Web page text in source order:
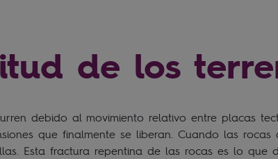
de los
debido al movimiento relativo entre placas
que finalmente se liberan. Cuando las rocas
Esta fractura repentina de las rocas es lo que